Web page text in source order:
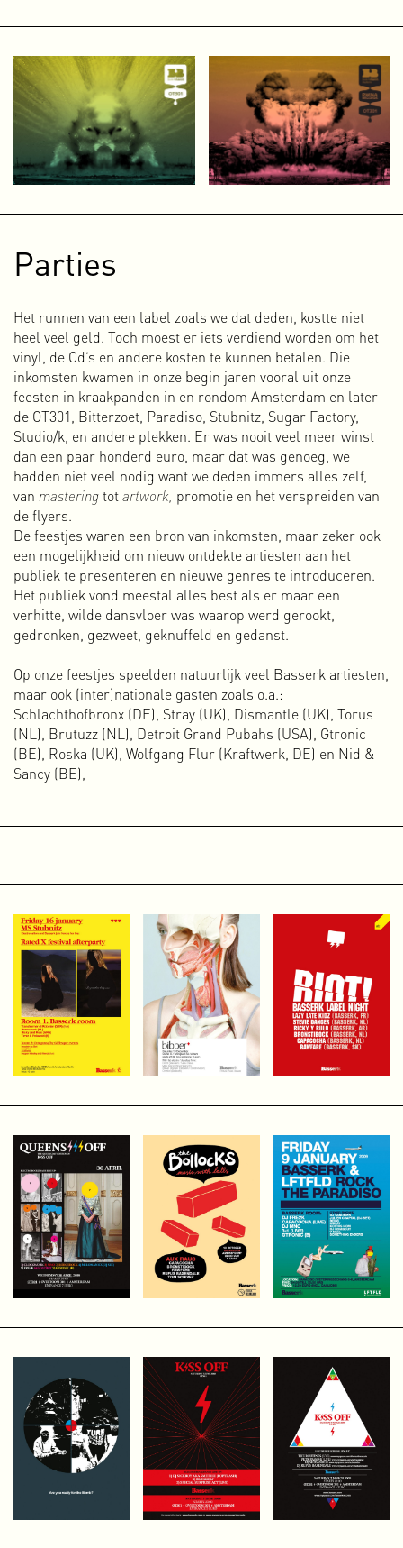
vrij snel merkte ik dat veel mensen helemaal niet wisten
communisme. In plaats van stoïcijns door te gaan met Vrij
Beton, besloot een stapje terug te doen en eerst een
fundament in de vorm van een archief of kennisbank te
creëren. Een plek waar ik mensen naar kon verwijzen als
bleek dat ze weinig kennis hadden over het collectief
eigendom. Omdat er zoveel mooie verhalen en voorbeelden
zijn besloot ik er een uitbreidbare webdocu van te maken.
staat sinds begin 2024 online op
Workshops en presentaties
De afwisseling tussen verschillende projecten en rollen is
uitdagend. Het geeft me veel voldoening en energie. Deze
hybride vorm is in de loop der tijd ontstaan doordat ik mijn
praktijk als ontwerper altijd gecombineerd heb met zelf-
geïnitieerde, autonome projecten en collectieve, niet-
commerciële projecten zoals de OT301, Amsterdam
Alternative, Vrij Beton en de webdocu over collectief
eigendom. Door die diversiteit in activiteiten ben ik niet
alleen een ervaren ontwerper/maker, maar heb ik ook veel
ervaring met het organiseren in collectieve, horizontale
structuren.
De laatste jaren deel ik mijn kennis en ervaring regelmatig
door het geven van presentaties, lezingen en workshops.
Afhankelijk van de plek, thema en setting vertel ik over
onderwerpen als ontwerp/creativiteit, vrijplaatsen,
zelforganisatie, zelfbeheer, initiatief nemen, collectiviteit,
Voor elke presentatie of workshop pas ik de inhoud aan, al
naar gelang de gewenste focus.
Meer over workshops en presentaties
Toekomst
Wat de toekomst precies gaat brengen weet ik niet, maar ik
organiseren, initiëren, schrijven en alle andere dingen die
en opdrachten zullen volgen. Tegelijkertijd wil ik blijven
werk binnen het grote geheel. De rol van de ontwerper die
mooi maakt wat achter de façade lelijk of slecht is, is in
ieder geval niet de mijne. Ik wil alleen nog maar werken
voor organisaties, merken, bedrijven en mensen die verder
denken dan hun eigen portemonnee en bereid zijn zich in te
zetten voor een hoopvolle, gezonde, rechtvaardige toekomst
voor iedereen.
Parties
Het runnen van een label zoals we dat deden, kostte niet
heel veel geld. Toch moest er iets verdiend worden om het
vinyl, de Cd’s en andere kosten te kunnen betalen. Die
inkomsten kwamen in onze begin jaren vooral uit onze
feesten in kraakpanden in en rondom Amsterdam en later
de OT301, Bitterzoet, Paradiso, Stubnitz, Sugar Factory,
Studio/k, en andere plekken. Er was nooit veel meer winst
dan een paar honderd euro, maar dat was genoeg, we
hadden niet veel nodig want we deden immers alles zelf,
van masteringtotartwork, promotie en het verspreiden van
de flyers.
De feestjes waren een bron van inkomsten, maar zeker ook
een mogelijkheid om nieuw ontdekte artiesten aan het
publiek te presenteren en nieuwe genres te introduceren.
Het publiek vond meestal alles best als er maar een
verhitte, wilde dansvloer was waarop werd gerookt,
gedronken, gezweet, geknuffeld en gedanst.
Op onze feestjes speelden natuurlijk veel Basserk artiesten,
maar ook (inter)nationale gasten zoals o.a.:
Schlachthofbronx (DE), Stray (UK), Dismantle (UK), Torus
(NL), Brutuzz (NL), Detroit Grand Pubahs (USA), Gtronic
(BE), Roska (UK), Wolfgang Flur (Kraftwerk, DE) en Nid &
Sancy (BE),